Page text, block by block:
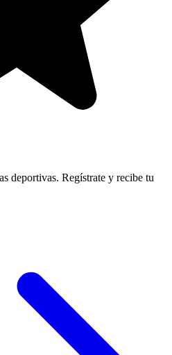
deportivas. Regístrate y recibe tu